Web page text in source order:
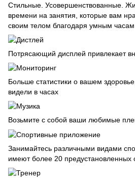
Стильные. Усовершенствованные.
времени на занятия, которые вам
своим телом благодаря умным часам
Потрясающий дисплей привлекает
Больше статистики о вашем
видели в часах
Возьмите с собой ваши любимые
Занимайтесь различными видами
имеют более 20 предустановленных